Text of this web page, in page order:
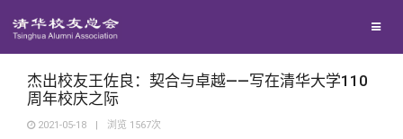
西南联大校友会
回馈母校
杰出校友王佐良：契合与卓越——写在清华大学110
周年校庆之际
2021-05-18 | 浏览 1567次